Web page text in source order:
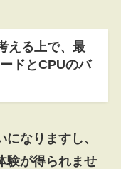
える上で、最
ドとCPUのバ
なりますし、
験が得られませ